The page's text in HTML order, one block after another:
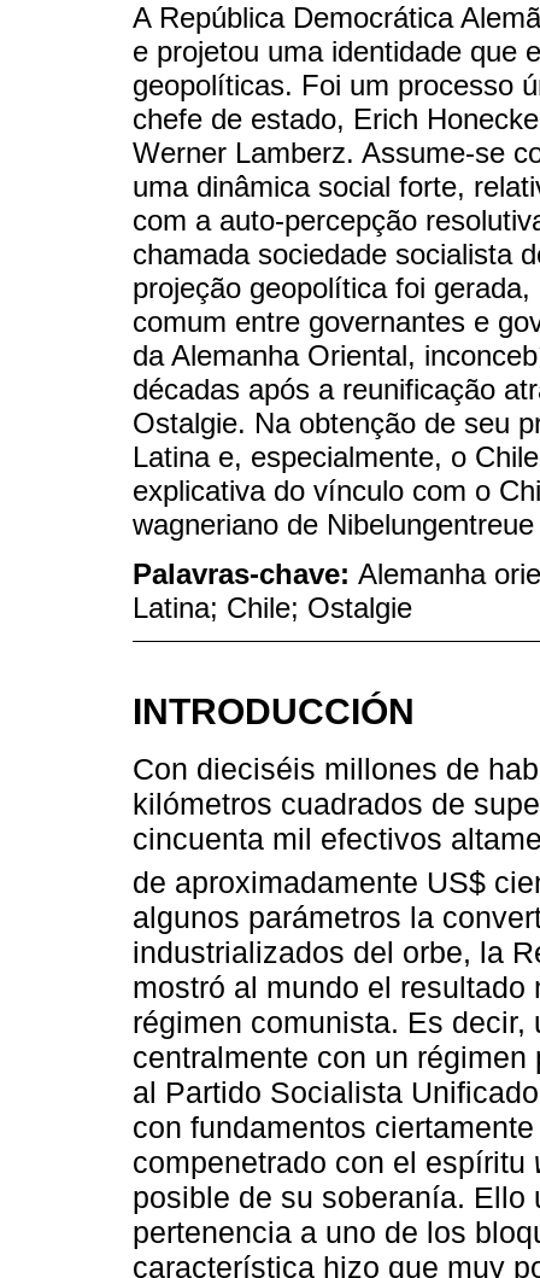
A República Democrática
e projetou uma identidade que
geopolíticas. Foi um processo
chefe de estado, Erich
Werner Lamberz. Assume-se
uma dinâmica social forte,
com a auto-percepção
chamada sociedade socialista
projeção geopolítica foi
comum entre governantes e
da Alemanha Oriental,
décadas após a reunificação
Ostalgie. Na obtenção de seu
Latina e, especialmente, o
explicativa do vínculo com o
wagneriano de
Palavras-chave: Alemanha
Latina; Chile; Ostalgie
INTRODUCCIÓN
Con dieciséis millones de
kilómetros cuadrados de
cincuenta mil efectivos
de aproximadamente US$
algunos parámetros la
industrializados del orbe, la
mostró al mundo el
régimen comunista. Es
centralmente con un
al Partido Socialista
con fundamentos
compenetrado con el espíritu
posible de su soberanía.
pertenencia a uno de los
característica hizo que muy